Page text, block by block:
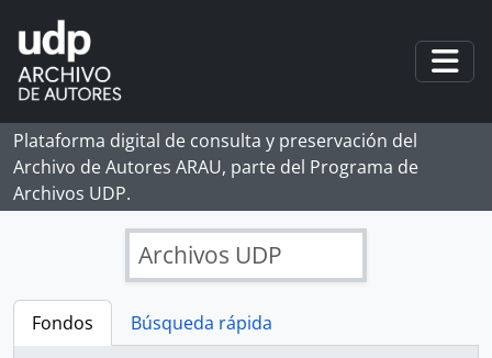
Skip to main content
Plataforma digital de consulta y preservación del
Archivo de Autores ARAU, parte del Programa de
Archivos UDP.
Archivos UDP
Fondos
Búsqueda rápida